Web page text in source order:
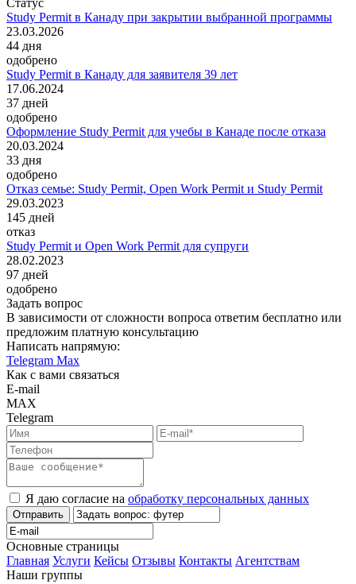
Статус
Study Permit в Канаду при закрытии выбранной программы
23.03.2026
44 дня
одобрено
Study Permit в Канаду для заявителя 39 лет
17.06.2024
37 дней
одобрено
Оформление Study Permit для учебы в Канаде после отказа
20.03.2024
33 дня
одобрено
Отказ семье: Study Permit, Open Work Permit и Study Permit
29.03.2023
145 дней
отказ
Study Permit и Open Work Permit для супруги
28.02.2023
97 дней
одобрено
Задать вопрос
В зависимости от сложности вопроса ответим бесплатно или
предложим платную консультацию
Написать напрямую:
Telegram Max
Как с вами связаться
E-mail
MAX
Telegram
Я даю согласие на обработку персональных данных
Отправить
Основные страницы
Главная Услуги Кейсы Отзывы Контакты Агентствам
Наши группы